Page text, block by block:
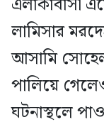
লামিসার
আসামি
পালিয়ে
ঘটনাস্থলে